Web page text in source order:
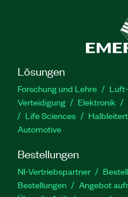
Lösungen
Forschung und Lehre
Verteidigung
Elektronik
Life Sciences
Automotive
Bestellungen
NI-Vertriebspartner
Bestellungen
Angebot